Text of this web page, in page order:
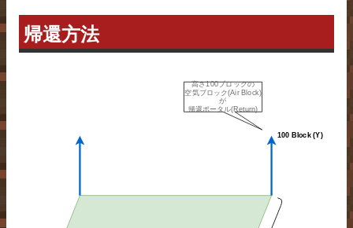
帰還方法
100 Block (Y)
高さ100ブロックの
空気ブロック(Air Block)
が
帰還ポータル(Return)